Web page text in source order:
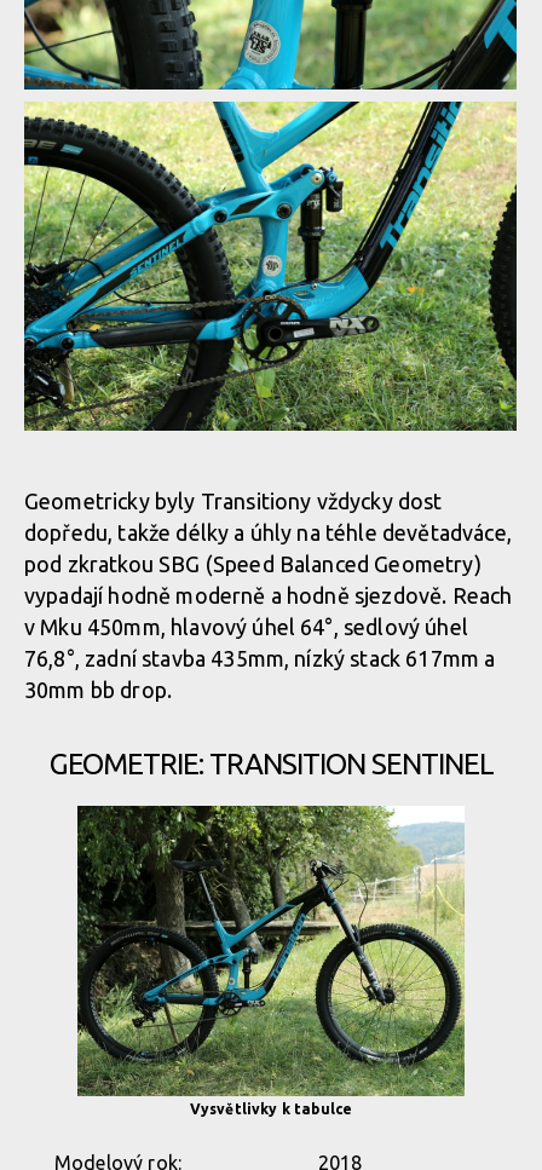
Test: Transition Sentinel - kolo vyrobené pro 29
Test: Transition Sentinel - kolo vyrobené pro 29
Test: Transition Sentinel - kolo vyrobené pro 29
Test: Transition Sentinel - kolo vyrobené pro 29
Test: Transition Sentinel - kolo vyrobené pro 29
Test: Transition Sentinel - kolo vyrobené pro 29
Test: Transition Sentinel - kolo vyrobené pro 29
Geometricky byly Transitiony vždycky dost
dopředu, takže délky a úhly na téhle devětadváce,
pod zkratkou SBG (Speed Balanced Geometry)
vypadají hodně moderně a hodně sjezdově. Reach
v Mku 450mm, hlavový úhel 64°, sedlový úhel
76,8°, zadní stavba 435mm, nízký stack 617mm a
30mm bb drop.